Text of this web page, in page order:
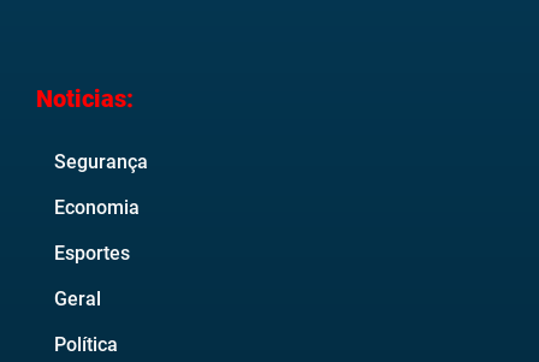
Noticias:
Segurança
Economia
Esportes
Geral
Política